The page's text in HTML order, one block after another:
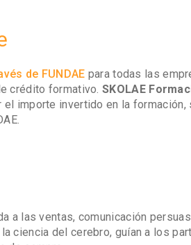
de FUNDAE para todas las
crédito formativo.SKOLAE
el importe invertido en la
a las ventas, comunicación
ciencia del cerebro, guían a los